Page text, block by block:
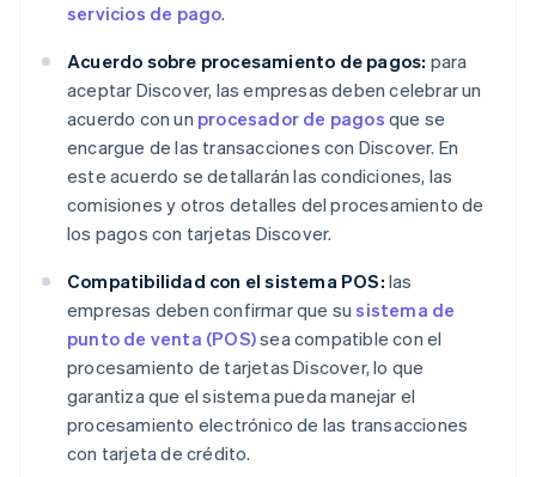
servicios de pago.
Acuerdo sobre procesamiento de pagos: para
aceptar Discover, las empresas deben celebrar un
acuerdo con un procesador de pagos que se
encargue de las transacciones con Discover. En
este acuerdo se detallarán las condiciones, las
comisiones y otros detalles del procesamiento de
los pagos con tarjetas Discover.
Compatibilidad con el sistema POS: las
empresas deben confirmar que susistema de
punto de venta (POS)sea compatible con el
procesamiento de tarjetas Discover, lo que
garantiza que el sistema pueda manejar el
procesamiento electrónico de las transacciones
con tarjeta de crédito.